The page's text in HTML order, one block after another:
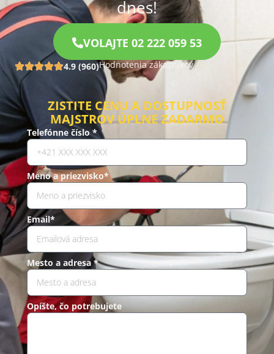
dnes!
VOLAJTE 02 222 059 53
4.9 (960)Hodnotenia zákazníkov
ZISTITE CENU A DOSTUPNOSŤ
MAJSTROV ÚPLNE ZADARMO
Telefónne číslo *
Meno a priezvisko*
Email*
Mesto a adresa *
Opíšte, čo potrebujete